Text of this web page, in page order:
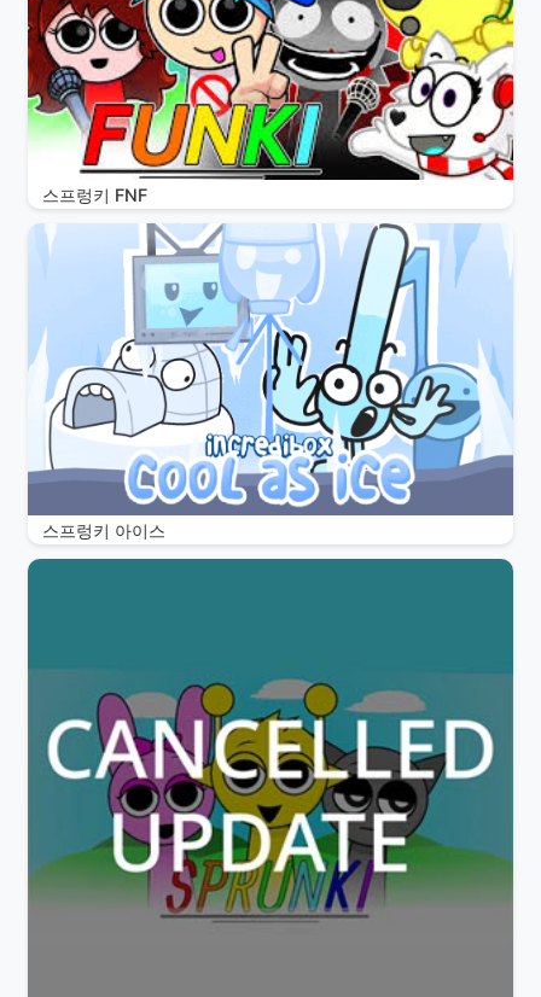
스프렁키 FNF
스프렁키 아이스